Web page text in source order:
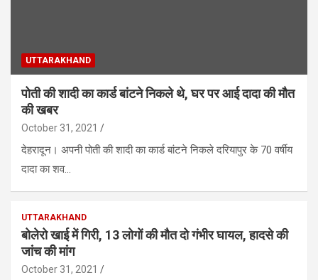
UTTARAKHAND
पोती की शादी का कार्ड बांटने निकले थे, घर पर आई दादा की मौत
की खबर
October 31, 2021
देहरादून। अपनी पोती की शादी का कार्ड बांटने निकले दरियापुर के 70 वर्षीय
दादा का शव…
UTTARAKHAND
बोलेरो खाई में गिरी, 13 लोगों की मौत दो गंभीर घायल, हादसे की
जांच की मांग
October 31, 2021